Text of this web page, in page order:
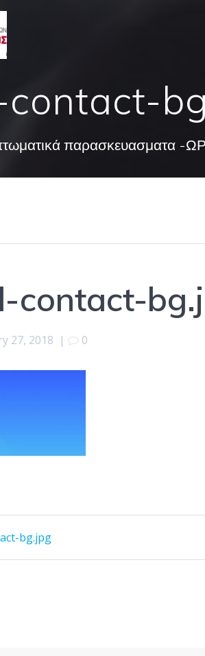
παρασκευασματα -
contact-
27, 2018 | 0
bg.jpg